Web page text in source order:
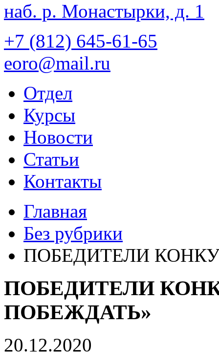
наб. р. Монастырки, д. 1
+7 (812) 645-61-65
eoro@mail.ru
Отдел
Курсы
Новости
Статьи
Контакты
Главная
Без рубрики
ПОБЕДИТЕЛИ
ПОБЕДИТЕЛИ
ПОБЕЖДАТЬ»
20.12.2020